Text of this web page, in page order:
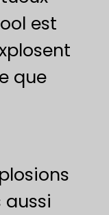
est
que